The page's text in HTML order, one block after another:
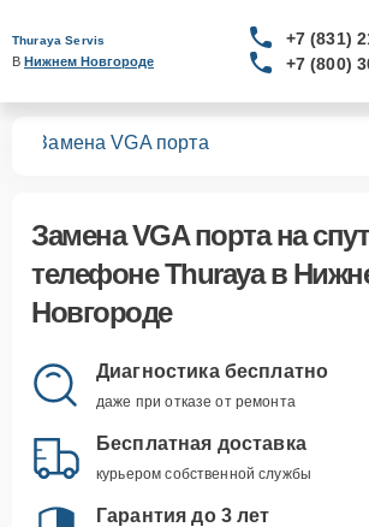
Thuraya Servis
В Нижнем Новгороде
+7 (831)
+7 (800)
Замена VGA порта
Замена VGA портана
телефоне Thuraya в
Новгороде
Диагностика бесплатно
даже при отказе от ремонта
Бесплатная доставка
курьером собственной службы
Гарантия до 3 лет